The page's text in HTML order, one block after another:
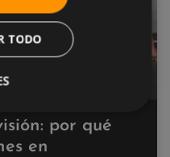
por qué
en
TODO